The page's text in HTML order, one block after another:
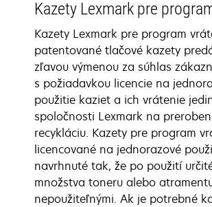
Kazety Lexmark pre
Kazety Lexmark pre program
patentované tlačové kazety
zľavou výmenou za súhlas
s požiadavkou licencie na
použitie kaziet a ich vrátenie
spoločnosti Lexmark na
recykláciu. Kazety pre program
licencované na jednorazové
navrhnuté tak, že po použití
množstva toneru alebo
nepoužiteľnými. Ak je potrebné